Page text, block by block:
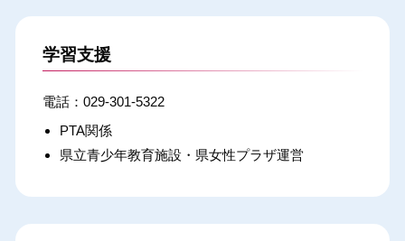
学習支援
029-301-5322
PTA関係
県立青少年教育施設・県女性プラザ運営